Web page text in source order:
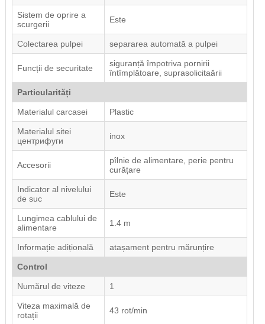
Sistem de oprire a
scurgerii
Este
Colectarea pulpei separarea automată a pulpei
Funcții de securitate
siguranță împotriva pornirii
întîmplătoare, suprasolicitaării
Particularități
Materialul carcasei Plastic
Materialul sitei
центрифуги
inox
Accesorii
pîlnie de alimentare, perie pentru
curățare
Indicator al nivelului
de suc
Este
Lungimea cablului de
alimentare
1.4 m
Informație adițională atașament pentru mărunțire
Control
Numărul de viteze 1
Viteza maximală de
rotații
43 rot/min